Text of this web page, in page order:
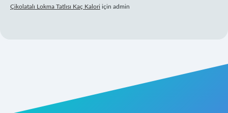
Çikolatalı Lokma Tatlısı Kaç Kalori için admin